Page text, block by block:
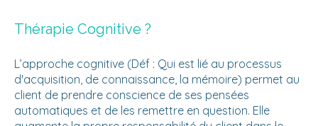
Thérapie Cognitive ?
L’approche cognitive (Déf : Qui est lié au processus
d'acquisition, de connaissance, la mémoire) permet au
client de prendre conscience de ses pensées
automatiques et de les remettre en question. Elle